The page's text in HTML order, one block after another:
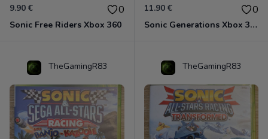
9.90 € 0
Sonic Free Riders Xbox 360
11.90 € 0
Sonic Generations Xbox 360
TheGamingR83 TheGamingR83